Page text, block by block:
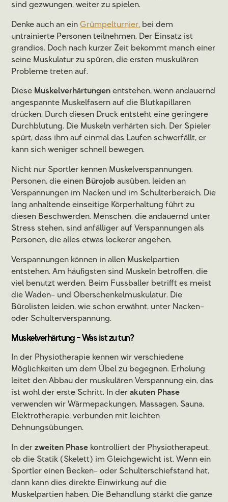
sind gezwungen, weiter zu spielen.
Denke auch an einGrümpelturnier, bei dem
untrainierte Personen teilnehmen. Der Einsatz ist
grandios. Doch nach kurzer Zeit bekommt manch einer
seine Muskulatur zu spüren, die ersten muskulären
Probleme treten auf.
Diese Muskelverhärtungen entstehen, wenn andauernd
angespannte Muskelfasern auf die Blutkapillaren
drücken. Durch diesen Druck entsteht eine geringere
Durchblutung. Die Muskeln verhärten sich. Der Spieler
spürt, dass ihm auf einmal das Laufen schwerfällt, er
kann sich weniger schnell bewegen.
Nicht nur Sportler kennen Muskelverspannungen.
Personen, die einen Bürojob ausüben, leiden an
Verspannungen im Nacken und im Schulterbereich. Die
lang anhaltende einseitige Körperhaltung führt zu
diesen Beschwerden. Menschen, die andauernd unter
Stress stehen, sind anfälliger auf Verspannungen als
Personen, die alles etwas lockerer angehen.
Verspannungen können in allen Muskelpartien
entstehen. Am häufigsten sind Muskeln betroffen, die
viel benutzt werden. Beim Fussballer betrifft es meist
die Waden– und Oberschenkelmuskulatur. Die
Bürolisten leiden, wie schon erwähnt, unter Nacken–
oder Schulterverspannung.
Muskelverhärtung - Was ist zu tun?
In der Physiotherapie kennen wir verschiedene
Möglichkeiten um dem Übel zu begegnen. Erholung
leitet den Abbau der muskulären Verspannung ein, das
ist wohl der erste Schritt. In derakuten Phase
verwenden wir Wärmepackungen, Massagen, Sauna,
Elektrotherapie, verbunden mit leichten
Dehnungsübungen.
In derzweiten Phase kontrolliert der Physiotherapeut,
ob die Statik (Skelett) im Gleichgewicht ist. Wenn ein
Sportler einen Becken– oder Schulterschiefstand hat,
dann kann dies direkte Einwirkung auf die
Muskelpartien haben. Die Behandlung stärkt die ganze